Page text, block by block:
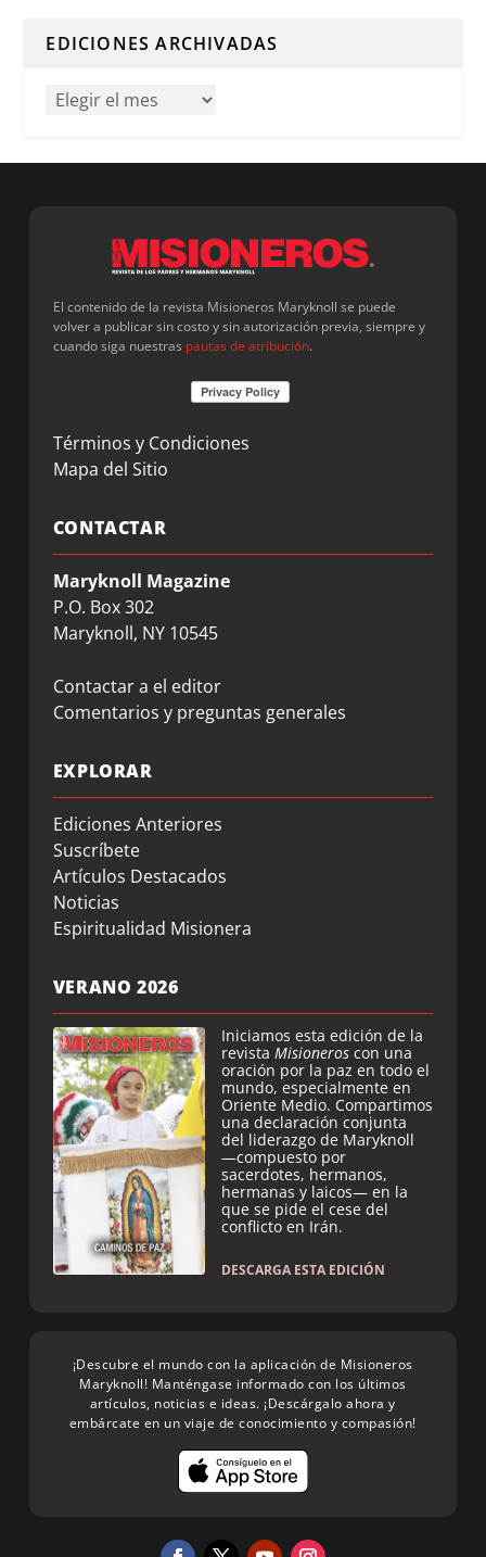
EDICIONES ARCHIVADAS
El contenido de la revista Misioneros Maryknoll se puede
volver a publicar sin costo y sin autorización previa, siempre y
cuando siga nuestras pautas de atribución.
Términos y Condiciones
Mapa del Sitio
CONTACTAR
Maryknoll Magazine
P.O. Box 302
Maryknoll, NY 10545
Contactar a el editor
Comentarios y preguntas generales
EXPLORAR
Ediciones Anteriores
Suscríbete
Artículos Destacados
Noticias
Espiritualidad Misionera
VERANO 2026
Iniciamos esta edición de la
revista Misioneros con una
oración por la paz en todo el
mundo, especialmente en
Oriente Medio. Compartimos
una declaración conjunta
del liderazgo de Maryknoll
—compuesto por
sacerdotes, hermanos,
hermanas y laicos— en la
que se pide el cese del
conflicto en Irán.
DESCARGA ESTA EDICIÓN
¡Descubre el mundo con la aplicación de Misioneros
Maryknoll! Manténgase informado con los últimos
artículos, noticias e ideas. ¡Descárgalo ahora y
embárcate en un viaje de conocimiento y compasión!